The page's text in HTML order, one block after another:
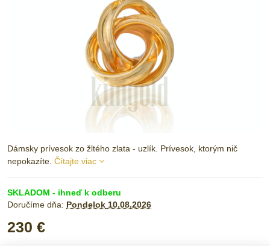
Dámsky prívesok zo žltého zlata - uzlík. Prívesok, ktorým nič
nepokazíte. Čítajte viac
SKLADOM - ihneď k odberu
Doručíme dňa: Pondelok 10.08.2026
230 €